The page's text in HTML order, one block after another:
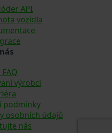
API
vozidla
výrobci
podmínky
osobních údajů
nás